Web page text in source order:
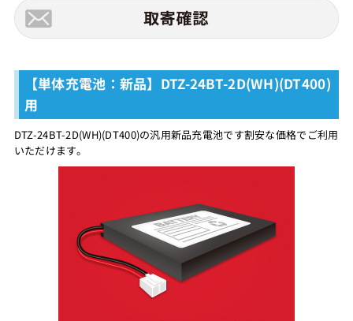
【単体充電池：新品】DTZ-24BT-2D(WH)(DT400)
用
DTZ-24BT-2D(WH)(DT400)の汎用新品充電池です割安な価格でご利用
いただけます。